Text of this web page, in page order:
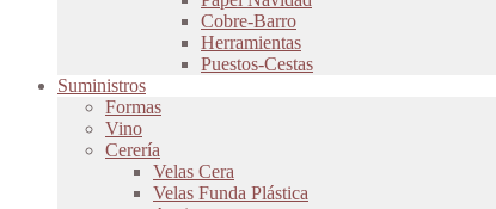
Cobre-Barro
Herramientas
Puestos-Cestas
Suministros
Formas
Vino
Cerería
Velas Cera
Velas Funda Plástica